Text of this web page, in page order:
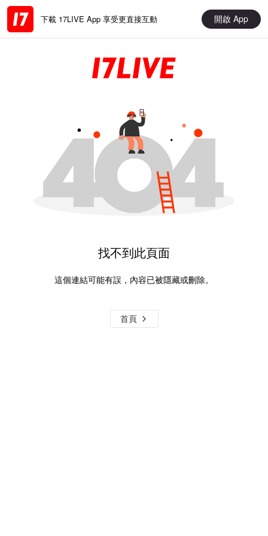
下載 17LIVE App 享受更直接互動 開啟 App
找不到此頁面
這個連結可能有誤，內容已被隱藏或刪除。
首頁